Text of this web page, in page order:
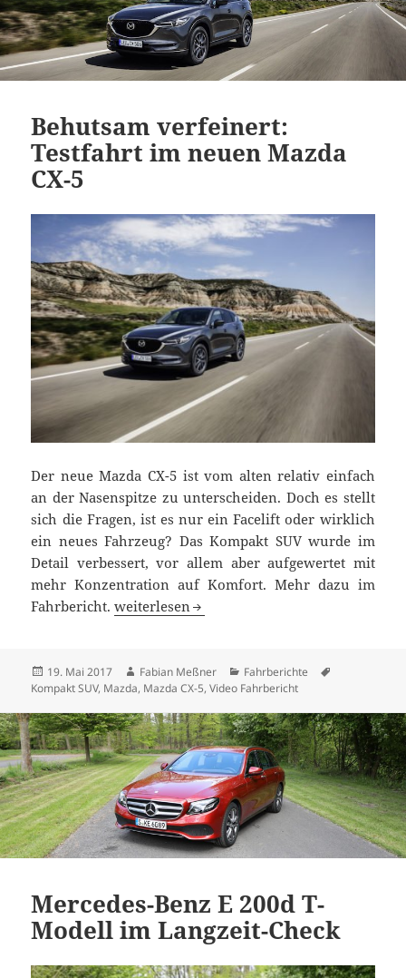
Behutsam verfeinert:
Testfahrt im neuen Mazda
CX-5
Der neue Mazda CX-5 ist vom alten relativ einfach
an der Nasenspitze zu unterscheiden. Doch es stellt
sich die Fragen, ist es nur ein Facelift oder wirklich
ein neues Fahrzeug? Das Kompakt SUV wurde im
Detail verbessert, vor allem aber aufgewertet mit
mehr Konzentration auf Komfort. Mehr dazu im
Fahrbericht.Behutsam verfeinert: Testfahrt im neuen
weiterlesen
Veröffentlicht
am
19. Mai 2017 Autor
Fabian Meßner Kategorien
Fahrberichte
Kompakt SUV, Mazda, Mazda CX-5,Video Fahrbericht
Mercedes-Benz E 200d T-
Modell im Langzeit-Check